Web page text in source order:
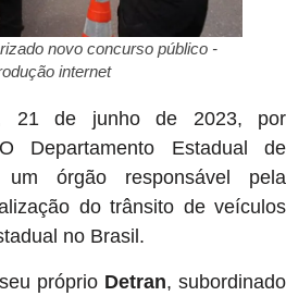
novo concurso público -
internet
21 de junho de 2023, por
Departamento Estadual de
órgão responsável pela
do trânsito de veículos
no Brasil.
próprio Detran, subordinado